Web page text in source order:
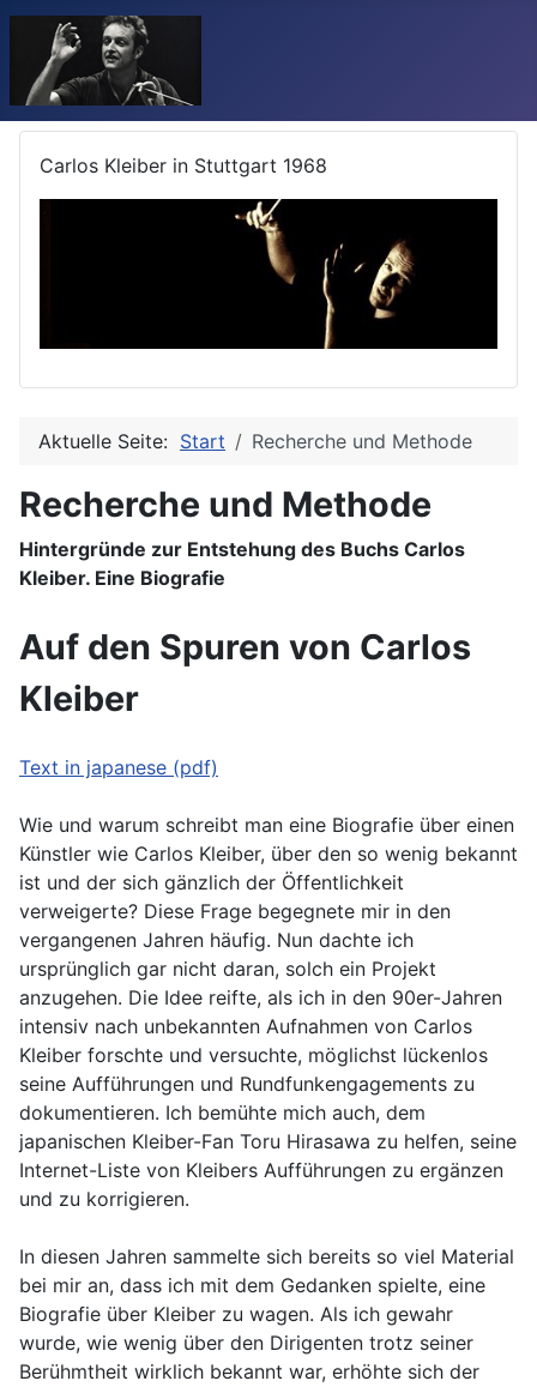
Carlos Kleiber in Stuttgart 1968
Aktuelle Seite: Start Recherche und Methode
Recherche und Methode
Hintergründe zur Entstehung des Buchs Carlos
Kleiber. Eine Biografie
Auf den Spuren von Carlos
Kleiber
Text in japanese (pdf)
Wie und warum schreibt man eine Biografie über einen
Künstler wie Carlos Kleiber, über den so wenig bekannt
ist und der sich gänzlich der Öffentlichkeit
verweigerte? Diese Frage begegnete mir in den
vergangenen Jahren häufig. Nun dachte ich
ursprünglich gar nicht daran, solch ein Projekt
anzugehen. Die Idee reifte, als ich in den 90er-Jahren
intensiv nach unbekannten Aufnahmen von Carlos
Kleiber forschte und versuchte, möglichst lückenlos
seine Aufführungen und Rundfunkengagements zu
dokumentieren. Ich bemühte mich auch, dem
japanischen Kleiber-Fan Toru Hirasawa zu helfen, seine
Internet-Liste von Kleibers Aufführungen zu ergänzen
und zu korrigieren.
In diesen Jahren sammelte sich bereits so viel Material
bei mir an, dass ich mit dem Gedanken spielte, eine
Biografie über Kleiber zu wagen. Als ich gewahr
wurde, wie wenig über den Dirigenten trotz seiner
Berühmtheit wirklich bekannt war, erhöhte sich der